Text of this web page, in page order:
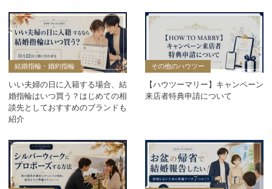
結婚指輪・婚約指輪
いい夫婦の日に入籍する場合、結
婚指輪はいつ買う？はじめての相
談先としておすすめのブランドも
紹介
その他のハウツー
【ハウツーマリー】キャンペーン
来店者特典申請について